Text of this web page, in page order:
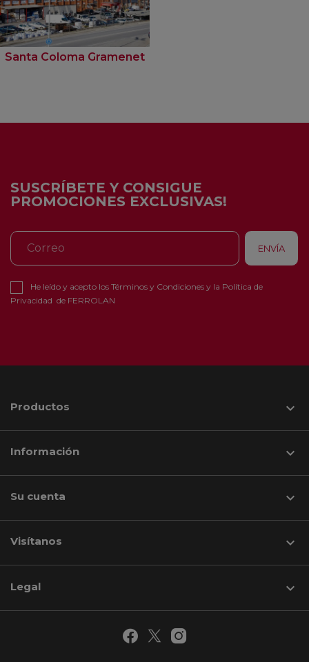
Santa Coloma Gramenet
SUSCRÍBETE Y CONSIGUE
PROMOCIONES EXCLUSIVAS!
He leído y acepto los Términos y Condiciones y la Política de
Privacidad de FERROLAN
Productos 
Información 
Su cuenta 
Visítanos keyboard_arrow_down
Legal 